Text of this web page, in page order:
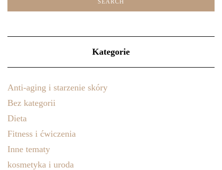
Kategorie
Anti-aging i starzenie skóry
Bez kategorii
Dieta
Fitness i ćwiczenia
Inne tematy
kosmetyka i uroda